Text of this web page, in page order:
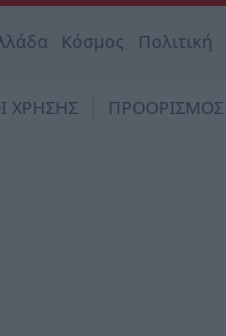
Κόσμος Πολιτική
ΧΡΗΣΗΣ ΠΡΟΟΡΙΣΜΟΣ